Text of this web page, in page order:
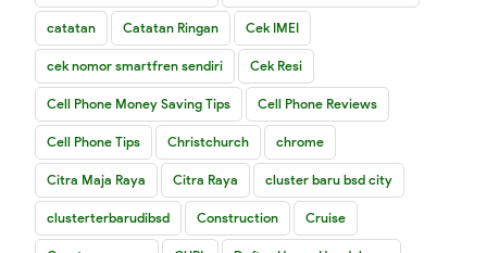
catatan Catatan Ringan Cek IMEI
cek nomor smartfren sendiri Cek Resi
Cell Phone Money Saving Tips Cell Phone Reviews
Cell Phone Tips Christchurch chrome
Citra Maja Raya Citra Raya cluster baru bsd city
clusterterbarudibsd Construction Cruise